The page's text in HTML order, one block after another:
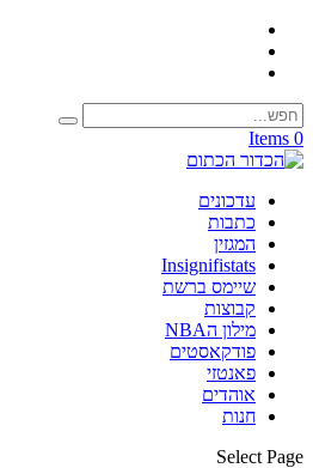
0 Items
עדכונים
כתבות
המגזין
Insignifistats
שיימס ברשת
קבוצות
מילון הNBA
פודקאסטים
פאנטזי
אוהדים
חנות
Select Page